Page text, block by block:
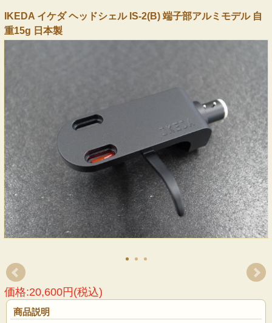
IKEDA イケダ ヘッドシェル IS-2(B) 端子部アルミモデル 自
重15g 日本製
価格:20,600円(税込)
商品説明